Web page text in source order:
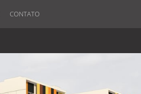
CONTATO